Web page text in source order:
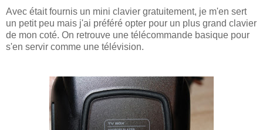
Avec était fournis un mini clavier gratuitement, je m'en sert
un petit peu mais j'ai préféré opter pour un plus grand clavier
de mon coté. On retrouve une télécommande basique pour
s'en servir comme une télévision.